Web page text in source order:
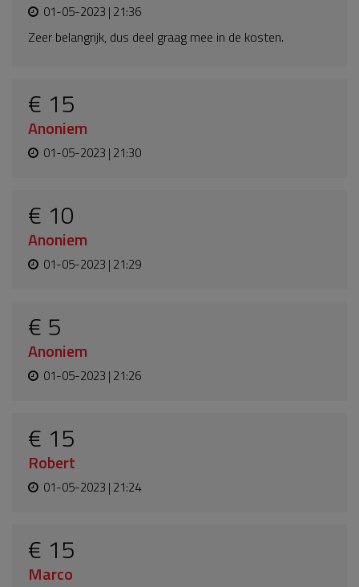
01-05-2023 | 21:36
Zeer belangrijk, dus deel graag mee in de kosten.
€ 15
Anoniem
01-05-2023 | 21:30
€ 10
Anoniem
01-05-2023 | 21:29
€ 5
Anoniem
01-05-2023 | 21:26
€ 15
Robert
01-05-2023 | 21:24
€ 15
Marco